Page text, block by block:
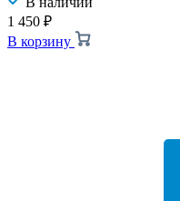
1 450 ₽
В корзину